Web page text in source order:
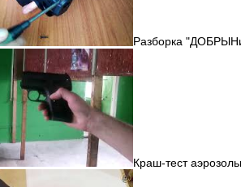
Разборка
Краш-тест